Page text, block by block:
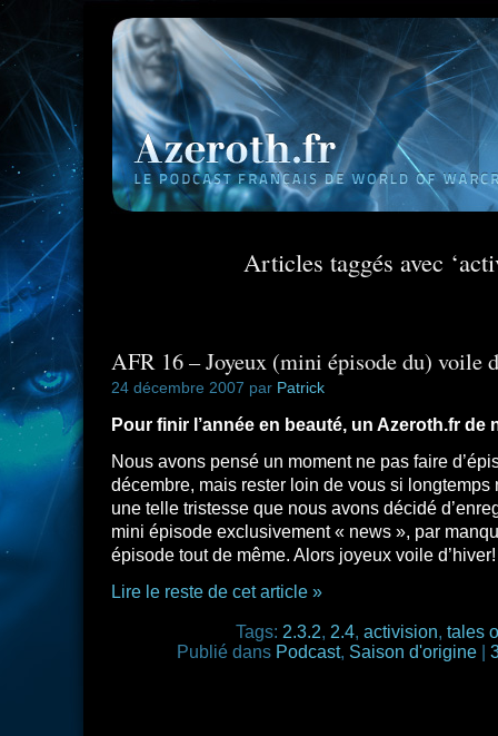
Articles taggés avec
AFR 16 – Joyeux (mini épisode du) voile
24 décembre 2007 par Patrick
Pour finir l’année en beauté, un Azeroth.fr de
Nous avons pensé un moment ne pas faire
décembre, mais rester loin de vous si
une telle tristesse que nous avons décidé
mini épisode exclusivement « news », par
épisode tout de même. Alors joyeux voile d’hiver!
Lire le reste de cet article »
Tags: 2.3.2, 2.4, activision, tales
Publié dans Podcast, Saison d'origine|